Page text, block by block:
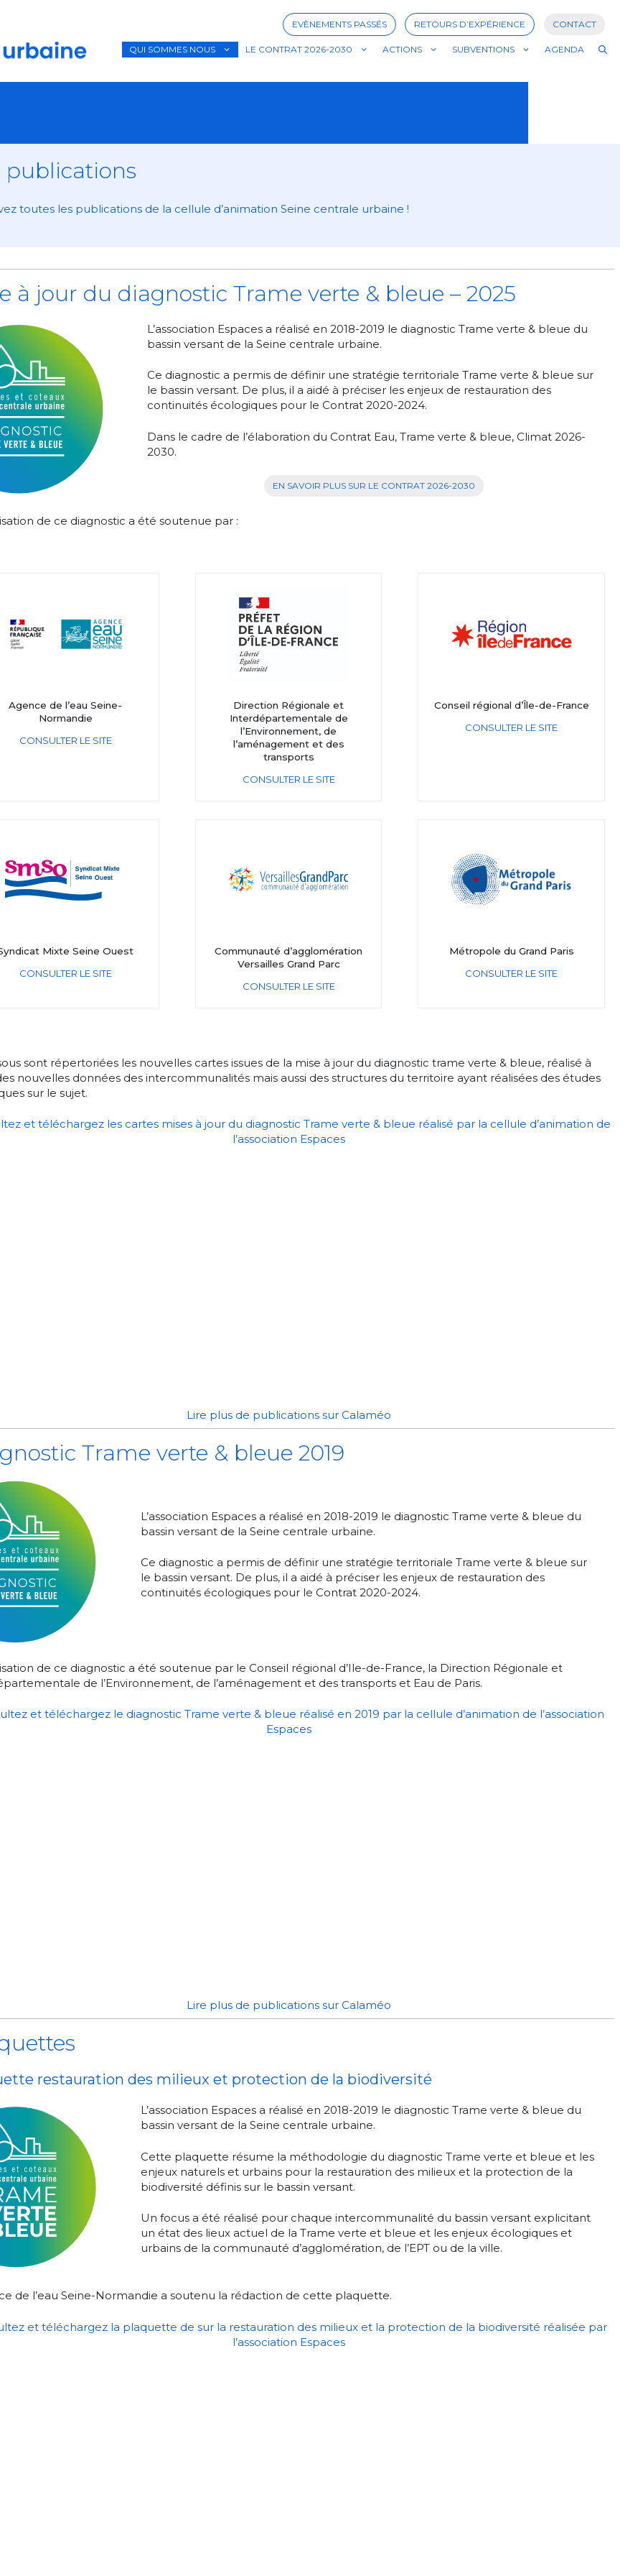
EVÈNEMENTS PASSÉS RETOURS D’EXPÉRIENCE CONTACT
QUI SOMMES NOUS LE CONTRAT 2026-2030 ACTIONS SUBVENTIONS AGENDA
publications
toutes les publications de la cellule d’animation Seine centrale urbaine !
à jour du diagnostic Trame verte & bleue – 2025
L’association Espaces a réalisé en 2018-2019 le diagnostic Trame verte & bleue du
bassin versant de la Seine centrale urbaine.
Ce diagnostic a permis de définir une stratégie territoriale Trame verte & bleue sur
le bassin versant. De plus, il a aidé à préciser les enjeux de restauration des
continuités écologiques pour le Contrat 2020-2024.
Dans le cadre de l’élaboration du Contrat Eau, Trame verte & bleue, Climat 2026-
2030.
EN SAVOIR PLUS SUR LE CONTRAT 2026-2030
de ce diagnostic a été soutenue par :
Agence de l’eau Seine-
Normandie
CONSULTER LE SITE
Direction Régionale et
Interdépartementale de
l’Environnement, de
l’aménagement et des
transports
CONSULTER LE SITE
Conseil régional d’Île-de-France
CONSULTER LE SITE
Mixte Seine Ouest
CONSULTER LE SITE
Communauté d’agglomération
Versailles Grand Parc
CONSULTER LE SITE
Métropole du Grand Paris
CONSULTER LE SITE
sont répertoriées les nouvelles cartes issues de la mise à jour du diagnostic trame verte & bleue, réalisé à
nouvelles données des intercommunalités mais aussi des structures du territoire ayant réalisées des études
sur le sujet.
et téléchargez les cartes mises à jour du diagnostic Trame verte & bleue réalisé par la cellule d’animation de
l’association Espaces
Lire plus de publications sur Calaméo
Trame verte & bleue 2019
L’association Espaces a réalisé en 2018-2019 le diagnostic Trame verte & bleue du
bassin versant de la Seine centrale urbaine.
Ce diagnostic a permis de définir une stratégie territoriale Trame verte & bleue sur
le bassin versant. De plus, il a aidé à préciser les enjeux de restauration des
continuités écologiques pour le Contrat 2020-2024.
de ce diagnostic a été soutenue par le Conseil régional d’Ile-de-France, la Direction Régionale et
de l’Environnement, de l’aménagement et des transports et Eau de Paris.
et téléchargez le diagnostic Trame verte & bleue réalisé en 2019 par la cellule d’animation de l’association
Espaces
Lire plus de publications sur Calaméo
restauration des milieux et protection de la biodiversité
L’association Espaces a réalisé en 2018-2019 le diagnostic Trame verte & bleue du
bassin versant de la Seine centrale urbaine.
Cette plaquette résume la méthodologie du diagnostic Trame verte et bleue et les
enjeux naturels et urbains pour la restauration des milieux et la protection de la
biodiversité définis sur le bassin versant.
Un focus a été réalisé pour chaque intercommunalité du bassin versant explicitant
un état des lieux actuel de la Trame verte et bleue et les enjeux écologiques et
urbains de la communauté d’agglomération, de l’EPT ou de la ville.
de l’eau Seine-Normandie a soutenu la rédaction de cette plaquette.
et téléchargez la plaquette de sur la restauration des milieux et la protection de la biodiversité réalisée par
l’association Espaces